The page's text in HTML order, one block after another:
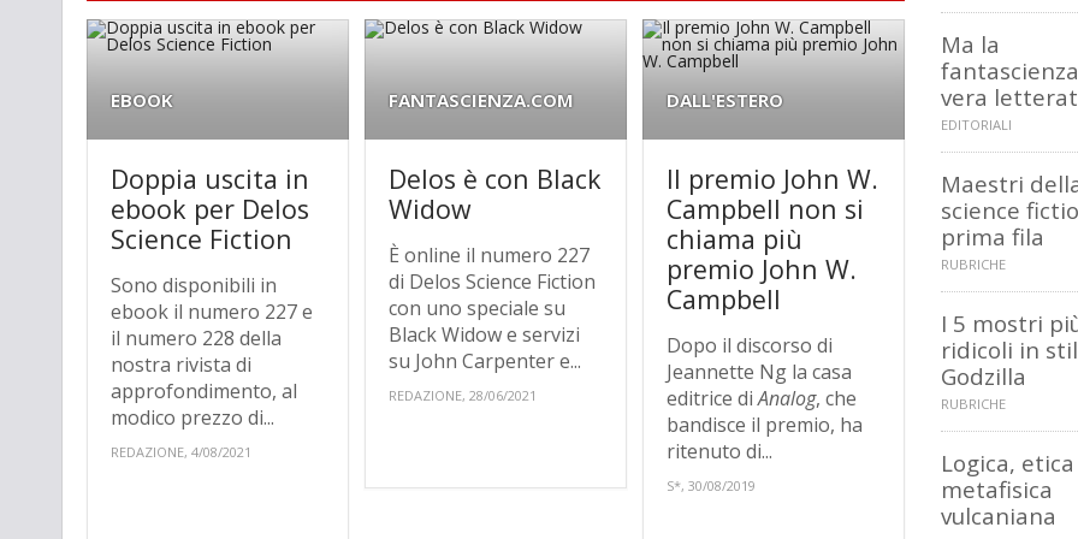
EBOOK
Doppia uscita in
ebook per Delos
Science Fiction
Sono disponibili in
ebook il numero 227 e
il numero 228 della
nostra rivista di
approfondimento, al
modico prezzo di...
REDAZIONE, 4/08/2021
FANTASCIENZA.COM
Delos è con Black
Widow
È online il numero 227
di Delos Science Fiction
con uno speciale su
Black Widow e servizi
su John Carpenter e...
REDAZIONE, 28/06/2021
DALL'ESTERO
Il premio John W.
Campbell non si
chiama più
premio John W.
Campbell
Dopo il discorso di
Jeannette Ng la casa
editrice diAnalog, che
bandisce il premio, ha
ritenuto di...
S*, 30/08/2019
Ma la
vera
EDITORIALI
Maestri
science
prima fila
RUBRICHE
I 5 mostri
ridicoli in
Godzilla
RUBRICHE
Logica,
metafisica
vulcaniana